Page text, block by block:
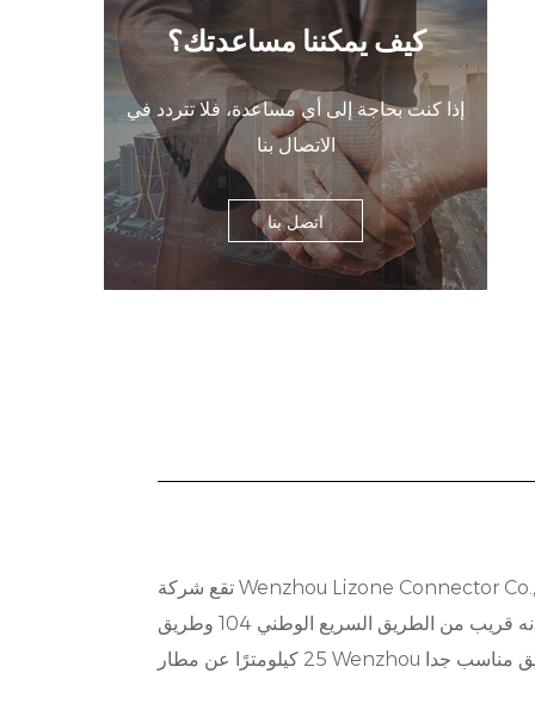
كيف يمكننا مساعدتك؟
إذا كنت بحاجة إلى أي مساعدة، فلا تتردد في
الاتصال بنا
اتصل بنا
تقع شركة Wenzhou Lizone Connector Co., Ltd. في مدينة يويهتشينغ بمقاطعة تشجيانغ، وهي المدينة التي تتمتع بأقدم اقتصاد سوق محلي وتنمية اقتصادية ديناميكية.
إنه قريب من الطريق السريع الوطني 104 وطريق Yongtaiwen السريع وجسر Wenzhou. يقع مخرج North White Elephant على بعد 5 كيلومترات، ويبعد حوالي